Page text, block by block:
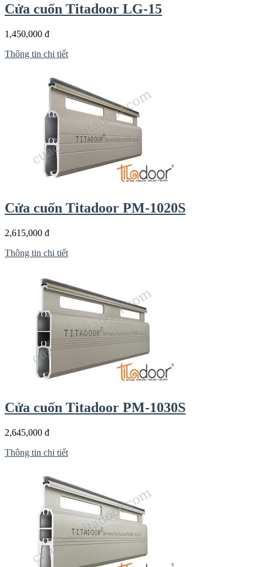
Cửa cuốn Titadoor LG-15
1,450,000 đ
Thông tin chi tiết
Cửa cuốn Titadoor PM-1020S
2,615,000 đ
Thông tin chi tiết
Cửa cuốn Titadoor PM-1030S
2,645,000 đ
Thông tin chi tiết